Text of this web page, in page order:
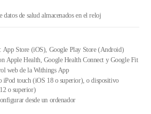
datos de salud almacenados en el reloj
App Store (iOS), Google Play Store (Android)
Apple Health, Google Health Connect y Google Fit
web de la Withings App
iPod touch (iOS 18 o superior), o dispositivo
o superior)
desde un ordenador